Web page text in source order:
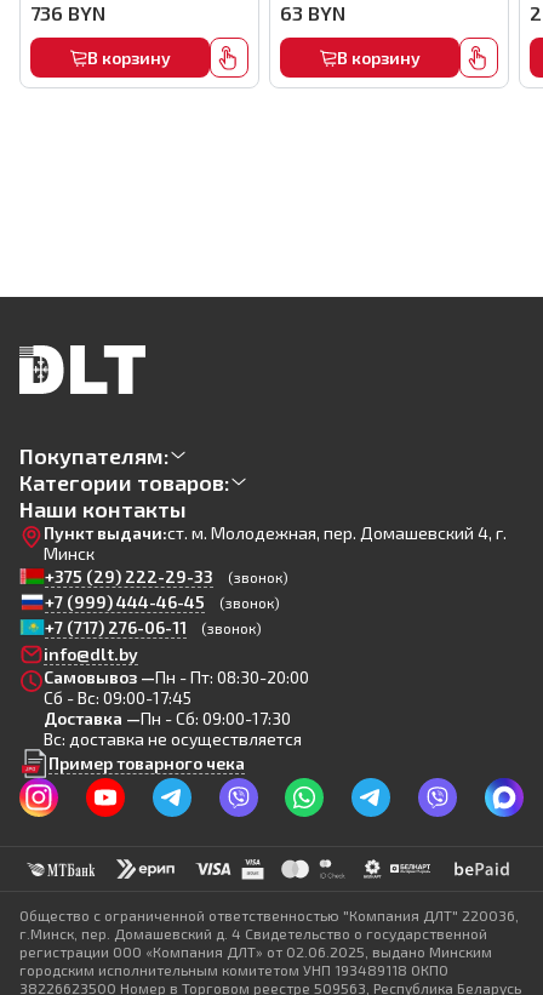
736 BYN
В корзину
арт.0116
63 BYN
В корзину
Покупателям:
Категории товаров:
Наши контакты
Пункт выдачи:ст. м. Молодежная, пер. Домашевский 4, г.
Минск
+375 (29) 222-29-33
(звонок)
+7 (999) 444-46-45 (звонок)
+7 (717) 276-06-11 (звонок)
info@dlt.by
Самовывоз —Пн - Пт: 08:30-20:00
Сб - Вс: 09:00-17:45
Доставка —Пн - Сб: 09:00-17:30
Вс: доставка не осуществляется
Пример товарного чека
Общество с ограниченной ответственностью "Компания ДЛТ" 220036,
г.Минск, пер. Домашевский д. 4 Свидетельство о государственной
регистрации ООО «Компания ДЛТ» от 02.06.2025, выдано Минским
городским исполнительным комитетом УНП 193489118 ОКПО
38226623500 Номер в Торговом реестре 509563, Республика Беларусь